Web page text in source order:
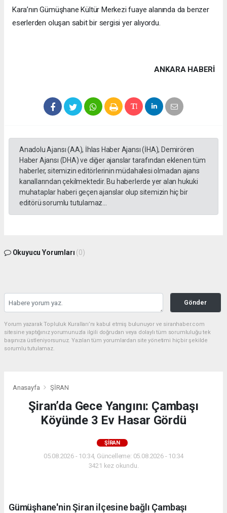
Kara’nın Gümüşhane Kültür Merkezi fuaye alanında da benzer
eserlerden oluşan sabit bir sergisi yer alıyordu.
ANKARA HABERİ
Anadolu Ajansı (AA), İhlas Haber Ajansı (İHA), Demirören
Haber Ajansı (DHA) ve diğer ajanslar tarafından eklenen tüm
haberler, sitemizin editörlerinin müdahalesi olmadan ajans
kanallarından çekilmektedir. Bu haberlerde yer alan hukuki
muhataplar haberi geçen ajanslar olup sitemizin hiç bir
editörü sorumlu tutulamaz...
Okuyucu Yorumları (0)
Gönder
Yorum yazarak Topluluk Kuralları’nı kabul etmiş bulunuyor ve siranhaber.com
sitesine yaptığınız yorumunuzla ilgili doğrudan veya dolaylı tüm sorumluluğu tek
başınıza üstleniyorsunuz. Yazılan tüm yorumlardan site yönetimi hiçbir şekilde
sorumlu tutulamaz.
Anasayfa ŞİRAN
Şiran’da Gece Yangını: Çambaşı
Köyünde 3 Ev Hasar Gördü
ŞİRAN
05.08.2026 - 10:34, Güncelleme: 05.08.2026 - 10:34
3421 kez okundu.
Gümüşhane'nin Şiran ilçesine bağlı Çambaşı